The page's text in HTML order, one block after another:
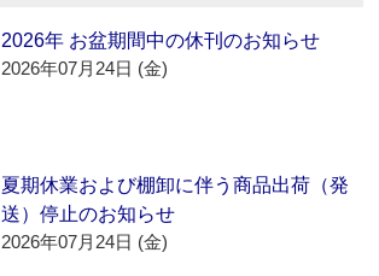
2026年 お盆期間中の休刊のお知らせ
2026年07月24日 (金)
夏期休業および棚卸に伴う商品出荷（発
送）停止のお知らせ
2026年07月24日 (金)